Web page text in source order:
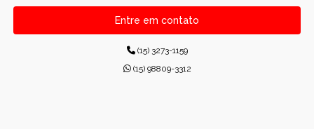
CANALETAS PRÉ-MOLDADAS RETANGULARES
CONCRETO PARA CONSTRUÇÕES
CONCRETO USINADO INDUSTRIAL
Entre em contato
(15) 3273-1159
(15) 98809-3312